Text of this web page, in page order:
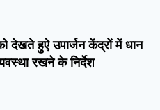
देखते हुऐ उपार्जन केंद्रों में धान
रखने के निर्देश